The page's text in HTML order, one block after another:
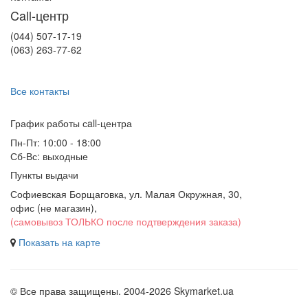
Call-центр
(044) 507-17-19
(063) 263-77-62
Все контакты
График работы сall-центра
Пн-Пт: 10:00 - 18:00
Сб-Вс: выходные
Пункты выдачи
Софиевская Борщаговка, ул. Малая Окружная, 30,
офис (не магазин),
(самовывоз ТОЛЬКО после подтверждения заказа)
Показать на карте
© Все права защищены. 2004-2026 Skymarket.ua